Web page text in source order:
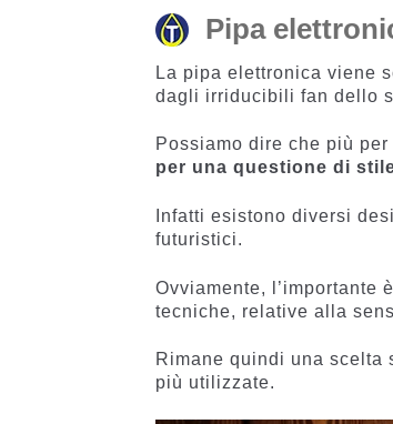
Pipa
La pipa elettronica viene
dagli irriducibili fan dello
Possiamo dire che più
per una questione di
Infatti esistono diversi
futuristici.
Ovviamente,
tecniche, relative alla
Rimane quindi una scelta
più utilizzate.